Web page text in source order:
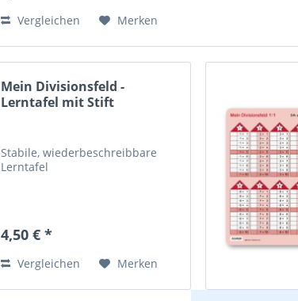
Vergleichen Merken
Mein Divisionsfeld -
Lerntafel mit Stift
Stabile, wiederbeschreibbare
Lerntafel
4,50 € *
Vergleichen Merken